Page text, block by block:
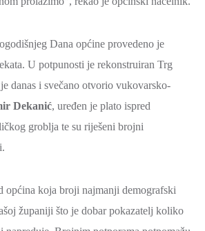
Dana općine provedeno je
U potpunosti je rekonstruiran Trg
danas i svečano otvorio vukovarsko-
Dekanić, uređen je plato ispred
groblja te su riješeni brojni
općina koja broji najmanji demografski
županiji što je dobar pokazatelj koliko